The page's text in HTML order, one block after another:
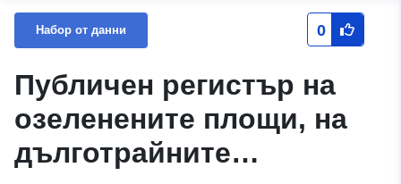
Набор от данни 0
Публичен регистър на
озеленените площи, на
дълготрайните